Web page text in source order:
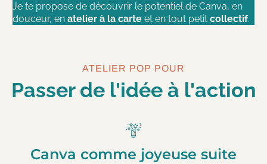
Je te propose de découvrir le potentiel de Canva, en
douceur, en atelier à la carte et en tout petit collectif.
ATELIER POP POUR
Passer de l'idée à l'action
Canva comme joyeuse suite